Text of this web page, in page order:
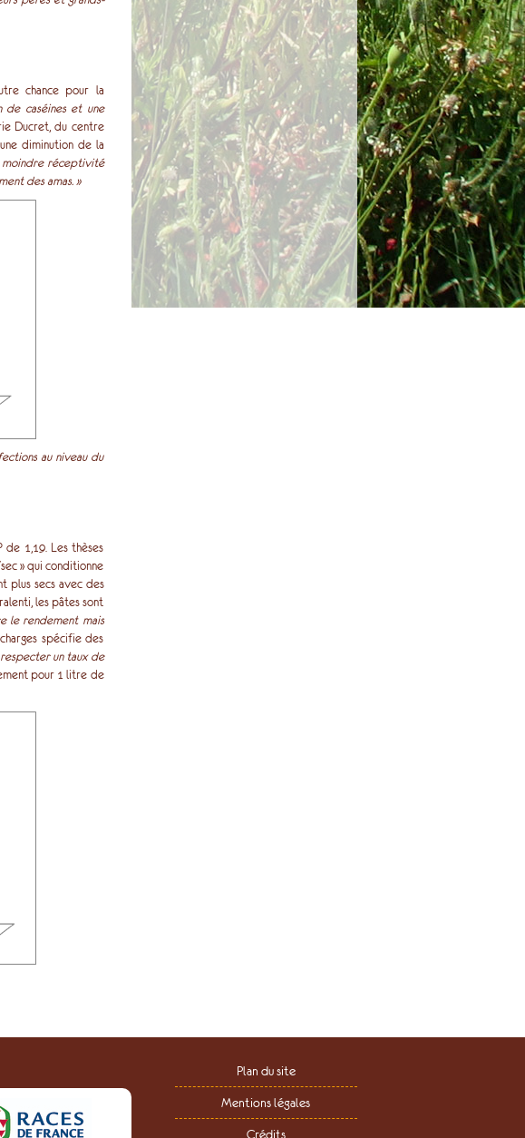
chance pour la
de caséines et une
Ducret, du centre
diminution de la
moindre réceptivité
des amas. »
au niveau du
1,19. Les thèses
» qui conditionne
plus secs avec des
les pâtes sont
le rendement mais
spécifie des
un taux de
pour 1 litre de
Plan du site
Mentions légales
Crédits